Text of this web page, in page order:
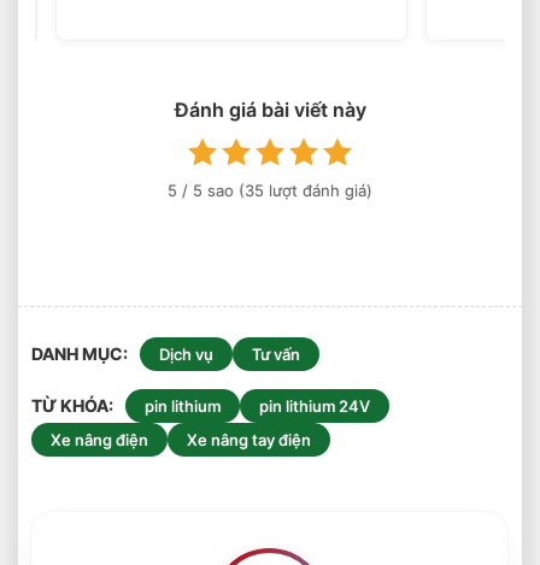
Đánh giá bài viết này
5 / 5 sao (35 lượt đánh giá)
DANH MỤC Dịch vụ Tư vấn
TỪ KHÓA pin lithium
pin lithium 24V
Xe nâng điện
Xe nâng tay điện